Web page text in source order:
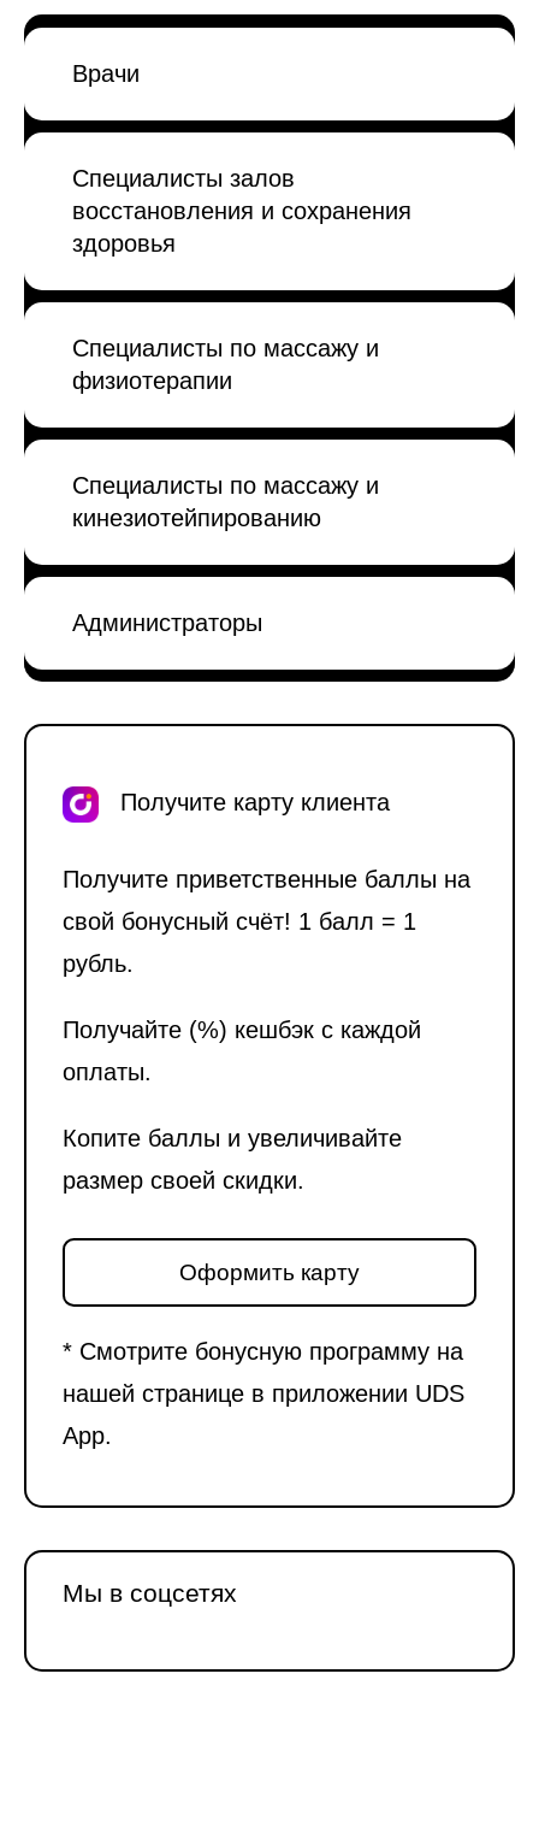
Врачи
Специалисты залов
восстановления и сохранения
здоровья
Специалисты по массажу и
физиотерапии
Специалисты по массажу и
кинезиотейпированию
Администраторы
Получите карту клиента
Получите приветственные баллы на
свой бонусный счёт! 1 балл = 1
рубль.
Получайте (%) кешбэк с каждой
оплаты.
Копите баллы и увеличивайте
размер своей скидки.
Оформить карту
* Смотрите бонусную программу на
нашей странице в приложении UDS
App.
Мы в соцсетях